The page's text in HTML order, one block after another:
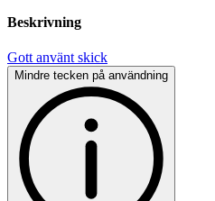
Beskrivning
Gott använt skick
Mindre tecken på användning